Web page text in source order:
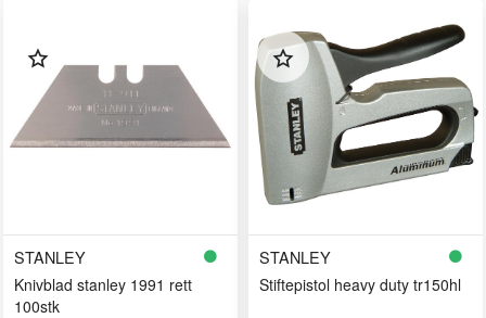
STANLEY
Knivblad stanley 1991 rett
100stk
STANLEY
Stiftepistol heavy duty tr150hl